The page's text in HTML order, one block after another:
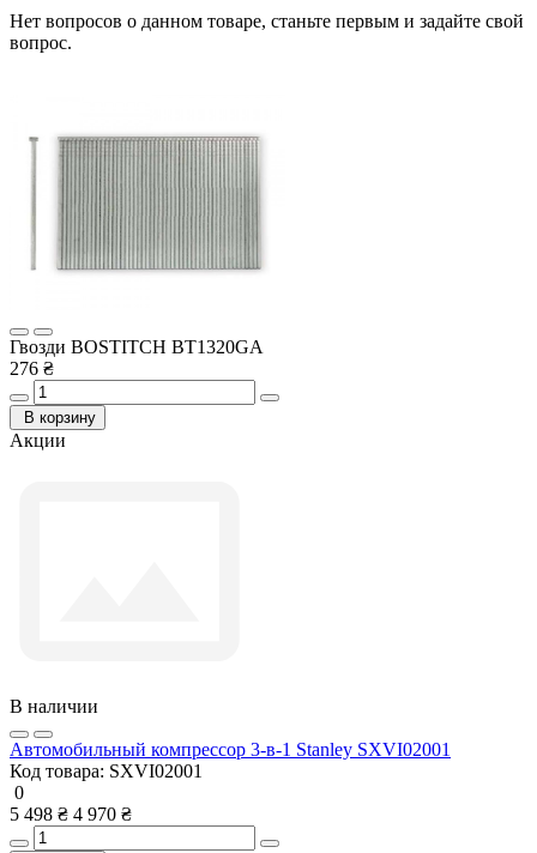
Нет вопросов о данном товаре, станьте первым и задайте свой
вопрос.
Гвозди BOSTITCH BT1320GA
276 ₴
В корзину
Акции
В наличии
Автомобильный компрессор 3-в-1 Stanley SXVI02001
Код товара: SXVI02001
0
5 498 ₴ 4 970 ₴